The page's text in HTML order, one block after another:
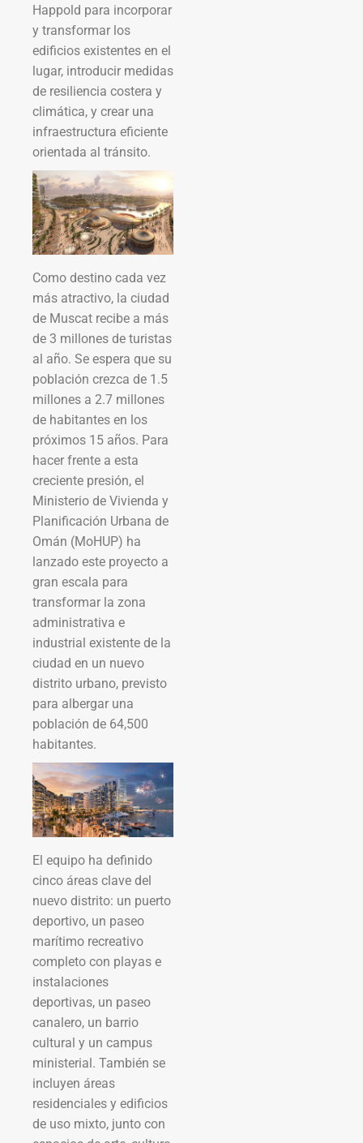
Happold para incorporar
y transformar los
edificios existentes en el
lugar, introducir medidas
de resiliencia costera y
climática, y crear una
infraestructura eficiente
orientada al tránsito.
Como destino cada vez
más atractivo, la ciudad
de Muscat recibe a más
de 3 millones de turistas
al año. Se espera que su
población crezca de 1.5
millones a 2.7 millones
de habitantes en los
próximos 15 años. Para
hacer frente a esta
creciente presión, el
Ministerio de Vivienda y
Planificación Urbana de
Omán (MoHUP) ha
lanzado este proyecto a
gran escala para
transformar la zona
administrativa e
industrial existente de la
ciudad en un nuevo
distrito urbano, previsto
para albergar una
población de 64,500
habitantes.
El equipo ha definido
cinco áreas clave del
nuevo distrito: un puerto
deportivo, un paseo
marítimo recreativo
completo con playas e
instalaciones
deportivas, un paseo
canalero, un barrio
cultural y un campus
ministerial. También se
incluyen áreas
residenciales y edificios
de uso mixto, junto con